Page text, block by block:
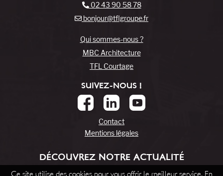
02 43 90 58 78
bonjour@tflgroupe.fr
Qui sommes-nous ?
MBC Architecture
TFL Courtage
SUIVEZ-NOUS !
Contact
Mentions légales
DÉCOUVREZ NOTRE ACTUALITÉ